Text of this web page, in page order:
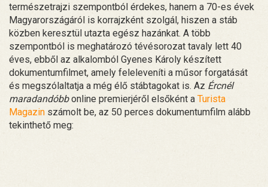
természetrajzi szempontból érdekes, hanem a 70-es évek
Magyarországáról is korrajzként szolgál, hiszen a stáb
közben keresztül utazta egész hazánkat. A több
szempontból is meghatározó tévésorozat tavaly lett 40
éves, ebből az alkalomból Gyenes Károly készített
dokumentumfilmet, amely feleleveníti a műsor forgatását
és megszólaltatja a még élő stábtagokat is. Az Ércnél
maradandóbbonline premierjéről elsőként a Turista
Magazin számolt be, az 50 perces dokumentumfilm alább
tekinthető meg: